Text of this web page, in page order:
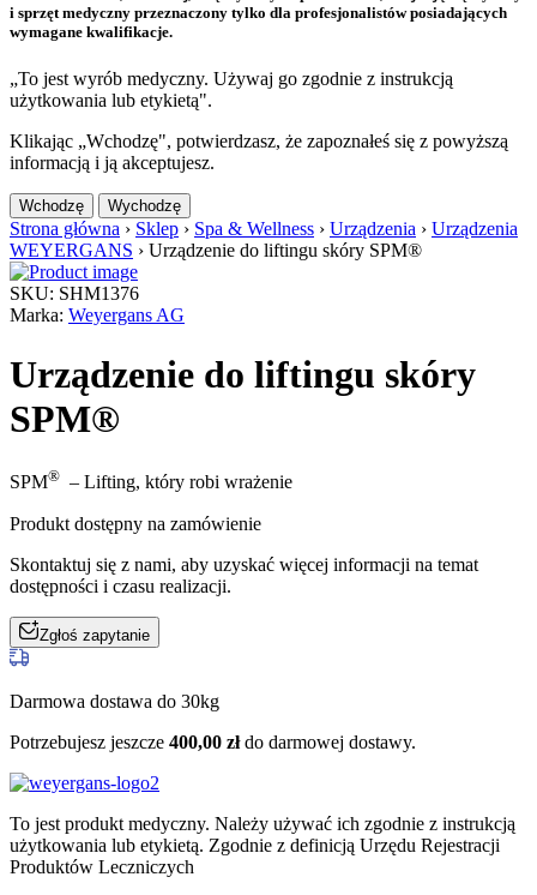
i sprzęt medyczny przeznaczony tylko dla profesjonalistów posiadających
wymagane kwalifikacje.
„To jest wyrób medyczny. Używaj go zgodnie z instrukcją
użytkowania lub etykietą".
Klikając „Wchodzę", potwierdzasz, że zapoznałeś się z powyższą
informacją i ją akceptujesz.
Wchodzę Wychodzę
Strona główna › Sklep › Spa & Wellness › Urządzenia › Urządzenia
WEYERGANS › Urządzenie do liftingu skóry SPM®
SKU: SHM1376
Marka: Weyergans AG
Urządzenie do liftingu skóry
SPM®
SPM® – Lifting, który robi wrażenie
Produkt dostępny na zamówienie
Skontaktuj się z nami, aby uzyskać więcej informacji na temat
dostępności i czasu realizacji.
Zgłoś zapytanie
Darmowa dostawa do 30kg
Potrzebujesz jeszcze 400,00 złdo darmowej dostawy.
To jest produkt medyczny. Należy używać ich zgodnie z instrukcją
użytkowania lub etykietą. Zgodnie z definicją Urzędu Rejestracji
Produktów Leczniczych